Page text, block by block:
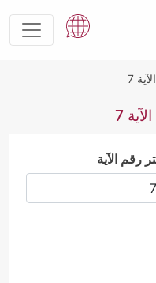
الآية 7
7
رقم الآية